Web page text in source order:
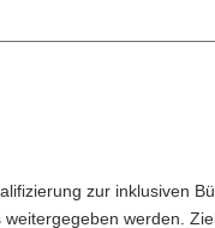
zur inklusiven
werden.